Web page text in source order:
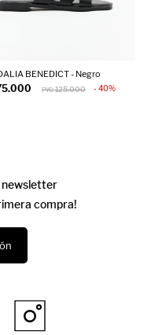
BENEDICT - Negro
PYG 125.000 40
newsletter
compra!
